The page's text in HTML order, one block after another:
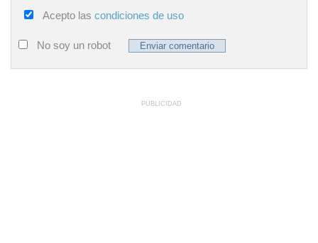
Acepto las condiciones de uso
No soy un robot
PUBLICIDAD